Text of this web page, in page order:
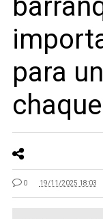
para
0 19/11/2025 18:03